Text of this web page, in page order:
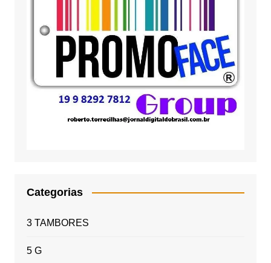
Categorias
3 TAMBORES
5 G